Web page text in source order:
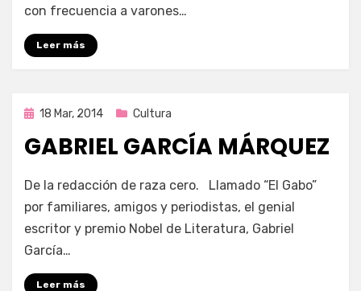
con frecuencia a varones…
Leer más
Publicada
18 Mar, 2014 Cultura
GABRIEL GARCÍA MÁRQUEZ
por Enrique
De la redacción de raza cero. Llamado “El Gabo”
por familiares, amigos y periodistas, el genial
escritor y premio Nobel de Literatura, Gabriel
García…
Leer más